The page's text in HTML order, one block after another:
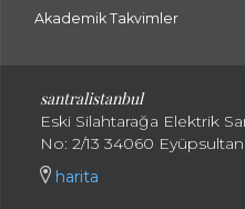
Akademik Takvimler
santralistanbul
Eski Silahtarağa Elektrik
No: 2/13 34060
harita